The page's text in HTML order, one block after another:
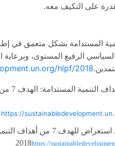
على التكيف معه.
المستدامة بشكل متعمق في
الرفيع المستوى، وبرعاية
.
hlpf/2018
التنمية المستدامة: الهدف 7 من
https://
استعراض للهدف 7 من أهداف
2018https://